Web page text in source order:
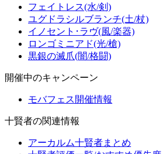
フェイトレス(水/剣)
ユグドラシルブランチ(土/杖)
イノセント･ラヴ(風/楽器)
ロンゴミニアド(光/槍)
黒銀の滅爪(闇/格闘)
開催中のキャンペーン
モバフェス開催情報
十賢者の関連情報
アーカルム十賢者まとめ